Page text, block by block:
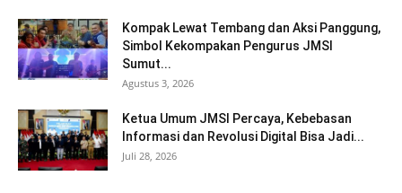
Kompak Lewat Tembang dan Aksi Panggung,
Simbol Kekompakan Pengurus JMSI
Sumut...
Agustus 3, 2026
Ketua Umum JMSI Percaya, Kebebasan
Informasi dan Revolusi Digital Bisa Jadi...
Juli 28, 2026